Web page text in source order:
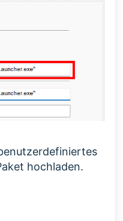
hochladen.